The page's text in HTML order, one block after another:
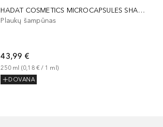
HADAT COSMETICS MICROCAPSULES SНАМРОО
Plaukų šampūnas
43,99 €
250 ml (0,18 € / 1 ml)
DOVANA